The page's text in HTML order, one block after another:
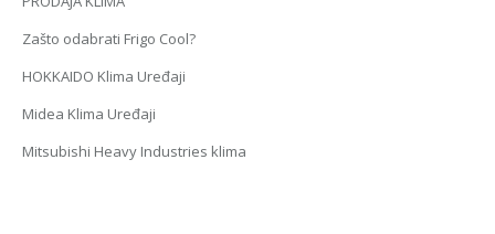
Zašto odabrati Frigo Cool?
HOKKAIDO Klima Uređaji
Midea Klima Uređaji
Mitsubishi Heavy Industries klima